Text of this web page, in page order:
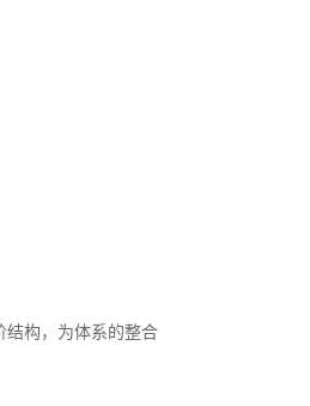
结构，为体系的整合